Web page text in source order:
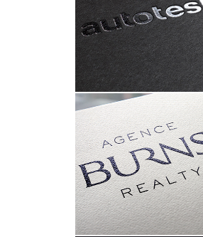
branding
web
Burns
real estate
identité visuelle
branding
signalétique